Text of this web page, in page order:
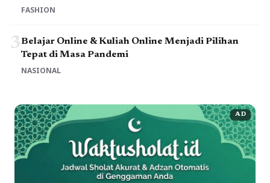
FASHION
3Belajar Online & Kuliah Online Menjadi Pilihan
Tepat di Masa Pandemi
NASIONAL
AD